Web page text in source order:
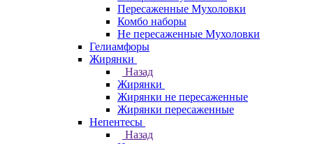
Пересаженные Мухоловки
Комбо наборы
Не пересаженные Мухоловки
Гелиамфоры
Жирянки
Назад
Жирянки
Жирянки не пересаженные
Жирянки пересаженные
Непентесы
Назад